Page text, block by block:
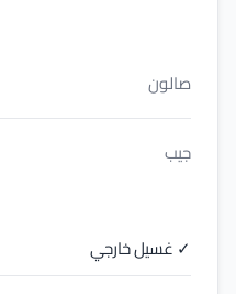
صالون
جيب
✓ غسيل خارجي